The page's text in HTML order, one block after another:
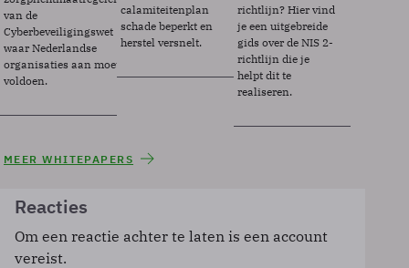
van de
Cyberbeveiligingswet
waar Nederlandse
organisaties aan moeten
voldoen.
calamiteitenplan
schade beperkt en
herstel versnelt.
richtlijn? Hier vind
je een uitgebreide
gids over de NIS 2-
richtlijn die je
helpt dit te
realiseren.
MEER WHITEPAPERS
Reacties
Om een reactie achter te laten is een account
vereist.